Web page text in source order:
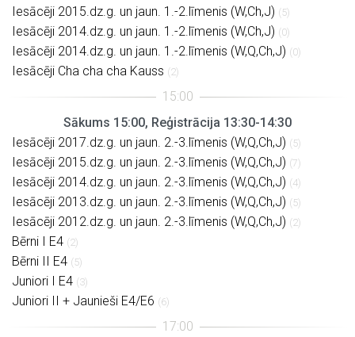
Iesācēji 2015.dz.g. un jaun. 1.-2.līmenis (W,Ch,J) (5)
Iesācēji 2014.dz.g. un jaun. 1.-2.līmenis (W,Ch,J) (0)
Iesācēji 2014.dz.g. un jaun. 1.-2.līmenis (W,Q,Ch,J) (0)
Iesācēji Cha cha cha Kauss (2)
Sākums 15:00, Reģistrācija 13:30-14:30
Iesācēji 2017.dz.g. un jaun. 2.-3.līmenis (W,Q,Ch,J) (5)
Iesācēji 2015.dz.g. un jaun. 2.-3.līmenis (W,Q,Ch,J) (7)
Iesācēji 2014.dz.g. un jaun. 2.-3.līmenis (W,Q,Ch,J) (4)
Iesācēji 2013.dz.g. un jaun. 2.-3.līmenis (W,Q,Ch,J) (5)
Iesācēji 2012.dz.g. un jaun. 2.-3.līmenis (W,Q,Ch,J) (2)
Bērni I E4 (2)
Bērni II E4 (5)
Juniori I E4 (3)
Juniori II + Jaunieši E4/E6 (6)